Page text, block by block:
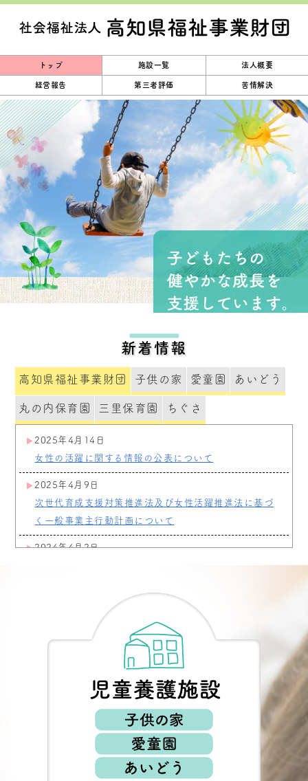
トップ 施設一覧 法人概要
経営報告 第三者評価 苦情解決
新着情報
高知県福祉事業財団 子供の家 愛童園 あいどう
丸の内保育園 三里保育園 ちぐさ
2025年4月14日
女性の活躍に関する情報の公表について
2025年4月9日
次世代育成支援対策推進法及び女性活躍推進法に基づ
く一般事業主行動計画について
2024年4月2日
育児休業取得促進に関する方針について
2022年7月20日
個人情報保護に関する方針について
2020年6月15日
ホームページ リニューアルのお知らせ
2015年11月10日
競輪補助事業完了のお知らせ